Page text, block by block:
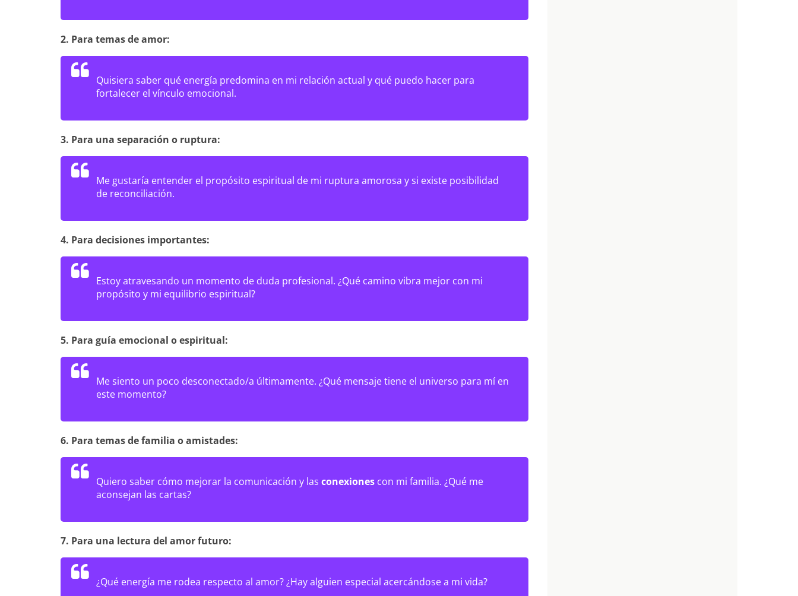
2. Para temas de amor:
Quisiera saber qué energía predomina en mi relación actual y qué puedo hacer para
fortalecer el vínculo emocional.
3. Para una separación o ruptura:
Me gustaría entender el propósito espiritual de mi ruptura amorosa y si existe posibilidad
de reconciliación.
4. Para decisiones importantes:
Estoy atravesando un momento de duda profesional. ¿Qué camino vibra mejor con mi
propósito y mi equilibrio espiritual?
5. Para guía emocional o espiritual:
Me siento un poco desconectado/a últimamente. ¿Qué mensaje tiene el universo para mí en
este momento?
6. Para temas de familia o amistades:
Quiero saber cómo mejorar la comunicación y las conexiones con mi familia. ¿Qué me
aconsejan las cartas?
7. Para una lectura del amor futuro:
¿Qué energía me rodea respecto al amor? ¿Hay alguien especial acercándose a mi vida?